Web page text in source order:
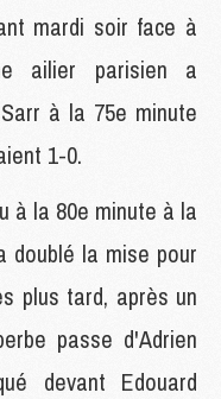
mardi soir face à
ailier parisien a
à la 75e minute
1-0.
à la 80e minute à la
doublé la mise pour
plus tard, après un
passe d'Adrien
devant Edouard